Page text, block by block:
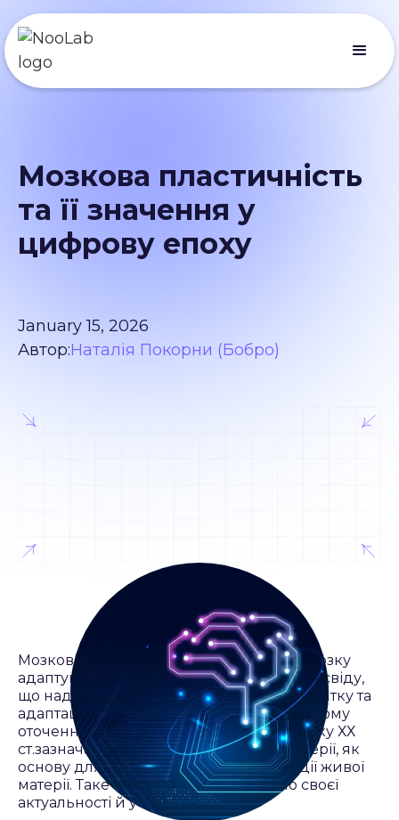
Мозкова пластичність
та її значення у
цифрову епоху
January 15, 2026
Автор:Наталія Покорни (Бобро)
Мозковапластичність – це властивість мозку
адаптуватися до змін у середовищі тадосвіду,
що надходить. Вона є основою для розвитку та
адаптації живихорганізмів до змін в їхньому
оточенні. Ще В. І. Вернадський на початку ХХ
ст.зазначав про пластичність живої матерії, як
основу для розуміння процесуеволюції живої
матерії. Таке визначення не втратило своєї
актуальності й у ХХІст.